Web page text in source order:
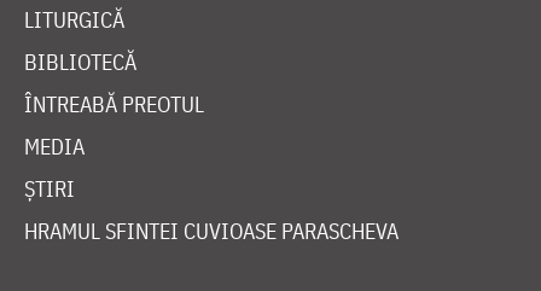
LITURGICĂ
BIBLIOTECĂ
ÎNTREABĂ PREOTUL
MEDIA
ȘTIRI
HRAMUL SFINTEI CUVIOASE PARASCHEVA